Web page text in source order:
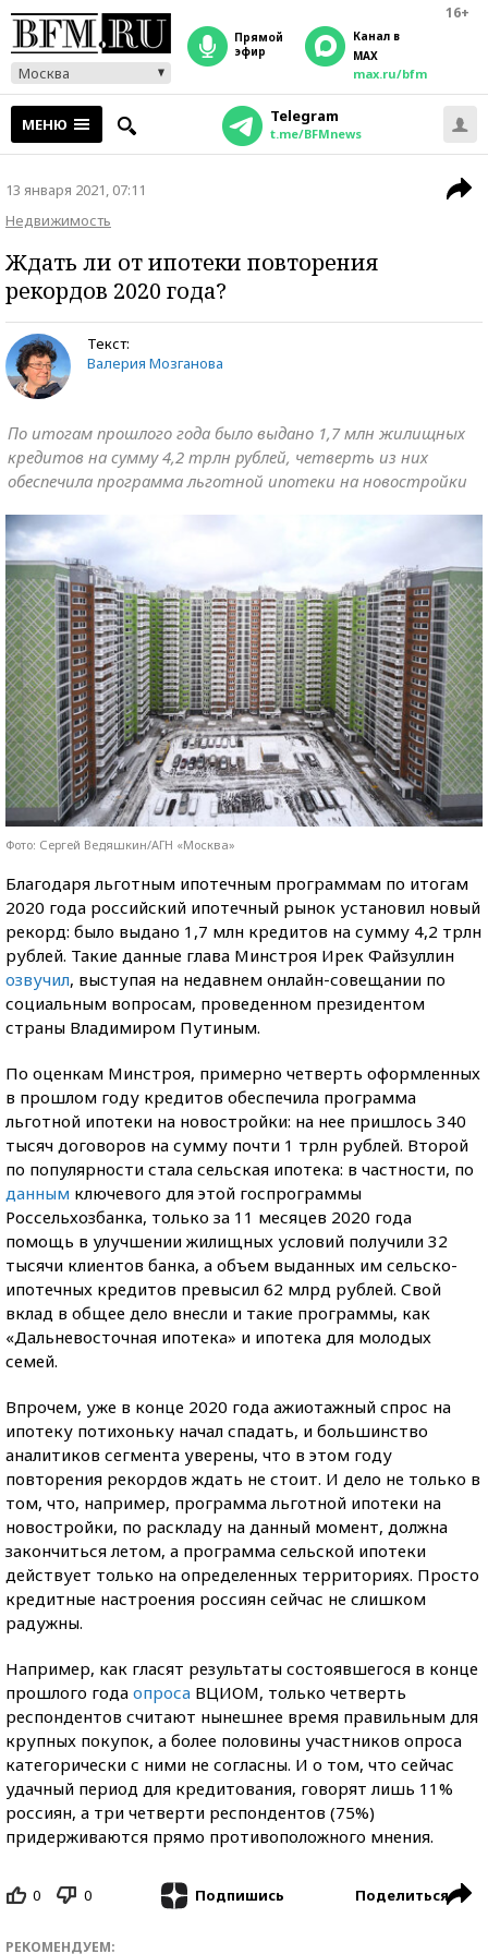
16+
Москва
прямой
эфир
Канал в
MAX
max.ru/bfm
МЕНЮ Telegram
t.me/BFMnews
13 января 2021, 07:11
Недвижимость
Ждать ли от ипотеки повторения
рекордов 2020 года?
Текст:
Валерия Мозганова
По итогам прошлого года было выдано 1,7 млн жилищных
кредитов на сумму 4,2 трлн рублей, четверть из них
обеспечила программа льготной ипотеки на новостройки
Фото: Сергей Ведяшкин/АГН «Москва»
Благодаря льготным ипотечным программам по итогам
2020 года российский ипотечный рынок установил новый
рекорд: было выдано 1,7 млн кредитов на сумму 4,2 трлн
рублей. Такие данные глава Минстроя Ирек Файзуллин
озвучил, выступая на недавнем онлайн-совещании по
социальным вопросам, проведенном президентом
страны Владимиром Путиным.
По оценкам Минстроя, примерно четверть оформленных
в прошлом году кредитов обеспечила программа
льготной ипотеки на новостройки: на нее пришлось 340
тысяч договоров на сумму почти 1 трлн рублей. Второй
по популярности стала сельская ипотека: в частности, по
данным ключевого для этой госпрограммы
Россельхозбанка, только за 11 месяцев 2020 года
помощь в улучшении жилищных условий получили 32
тысячи клиентов банка, а объем выданных им сельско-
ипотечных кредитов превысил 62 млрд рублей. Свой
вклад в общее дело внесли и такие программы, как
«Дальневосточная ипотека» и ипотека для молодых
семей.
Впрочем, уже в конце 2020 года ажиотажный спрос на
ипотеку потихоньку начал спадать, и большинство
аналитиков сегмента уверены, что в этом году
повторения рекордов ждать не стоит. И дело не только в
том, что, например, программа льготной ипотеки на
новостройки, по раскладу на данный момент, должна
закончиться летом, а программа сельской ипотеки
действует только на определенных территориях. Просто
кредитные настроения россиян сейчас не слишком
радужны.
Например, как гласят результаты состоявшегося в конце
прошлого года опроса ВЦИОМ, только четверть
респондентов считают нынешнее время правильным для
крупных покупок, а более половины участников опроса
категорически с ними не согласны. И о том, что сейчас
удачный период для кредитования, говорят лишь 11%
россиян, а три четверти респондентов (75%)
придерживаются прямо противоположного мнения.
0 0 Подпишись Поделиться
РЕКОМЕНДУЕМ: